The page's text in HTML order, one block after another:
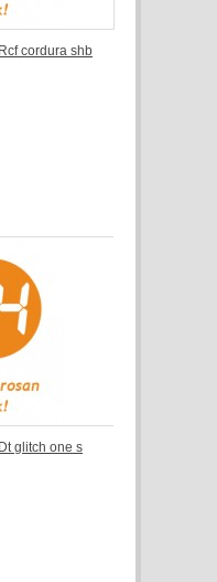
cordura shb
glitch one s